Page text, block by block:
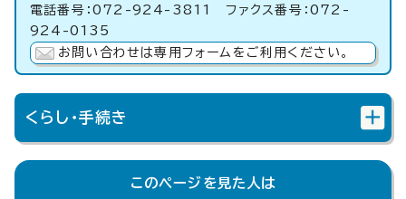
電話番号：072-924-3811 ファクス番号：072-
924-0135
お問い合わせは専用フォームをご利用ください。
くらし・手続き
このページを見た人は